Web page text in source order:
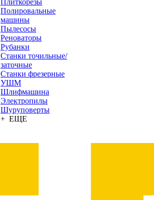
Плиткорезы
Полировальные
машины
Пылесосы
Реноваторы
Рубанки
Станки точильные/
заточные
Станки фрезерные
УШМ
Шлифмашина
Электропилы
Шуруповерты
+ ЕЩЕ